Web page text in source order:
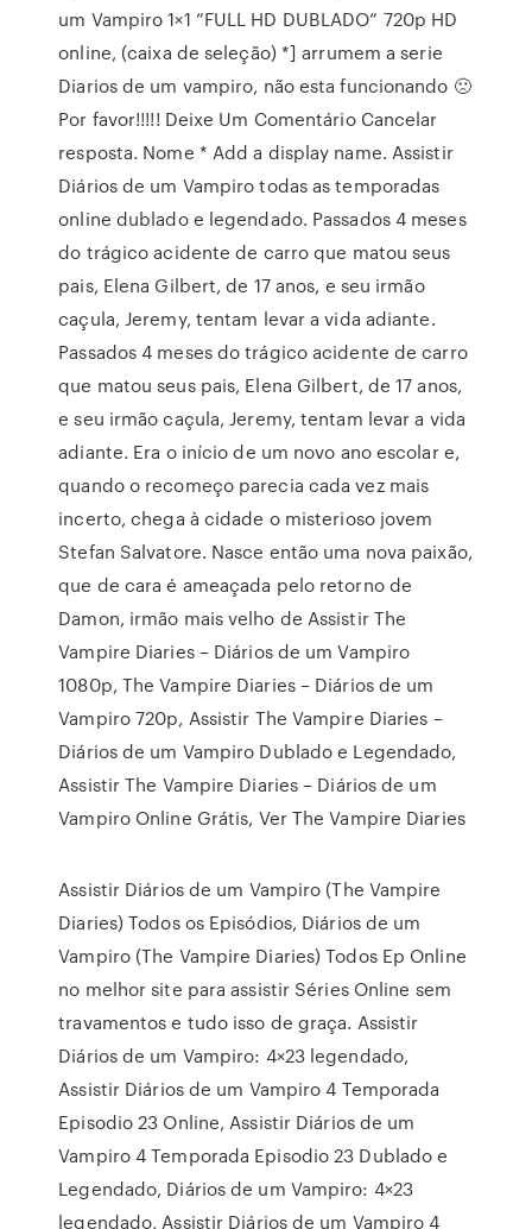
um Vampiro 1×1 ”FULL HD DUBLADO” 720p HD
online, (caixa de seleção) *] arrumem a serie
Diarios de um vampiro, não esta funcionando 🙁
Por favor!!!!! Deixe Um Comentário Cancelar
resposta. Nome * Add a display name. Assistir
Diários de um Vampiro todas as temporadas
online dublado e legendado. Passados 4 meses
do trágico acidente de carro que matou seus
pais, Elena Gilbert, de 17 anos, e seu irmão
caçula, Jeremy, tentam levar a vida adiante.
Passados 4 meses do trágico acidente de carro
que matou seus pais, Elena Gilbert, de 17 anos,
e seu irmão caçula, Jeremy, tentam levar a vida
adiante. Era o início de um novo ano escolar e,
quando o recomeço parecia cada vez mais
incerto, chega à cidade o misterioso jovem
Stefan Salvatore. Nasce então uma nova paixão,
que de cara é ameaçada pelo retorno de
Damon, irmão mais velho de Assistir The
Vampire Diaries – Diários de um Vampiro
1080p, The Vampire Diaries – Diários de um
Vampiro 720p, Assistir The Vampire Diaries –
Diários de um Vampiro Dublado e Legendado,
Assistir The Vampire Diaries – Diários de um
Vampiro Online Grátis, Ver The Vampire Diaries
Assistir Diários de um Vampiro (The Vampire
Diaries) Todos os Episódios, Diários de um
Vampiro (The Vampire Diaries) Todos Ep Online
no melhor site para assistir Séries Online sem
travamentos e tudo isso de graça. Assistir
Diários de um Vampiro: 4×23 legendado,
Assistir Diários de um Vampiro 4 Temporada
Episodio 23 Online, Assistir Diários de um
Vampiro 4 Temporada Episodio 23 Dublado e
Legendado, Diários de um Vampiro: 4×23
legendado, Assistir Diários de um Vampiro 4